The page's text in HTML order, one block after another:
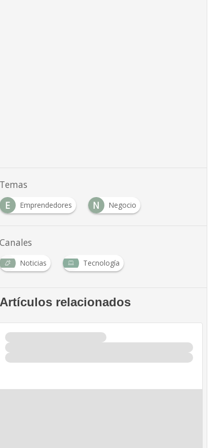
Temas
E
Emprendedores N Negocio
Canales
Noticias Tecnología
Artículos relacionados